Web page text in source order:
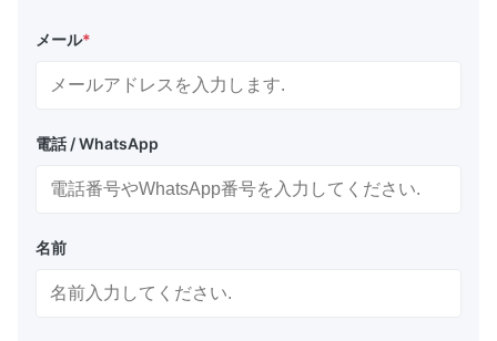
メール*
電話 / WhatsApp
名前